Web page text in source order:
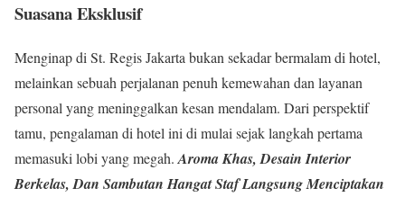
Suasana Eksklusif
Menginap di St. Regis Jakarta bukan sekadar bermalam di hotel,
melainkan sebuah perjalanan penuh kemewahan dan layanan
personal yang meninggalkan kesan mendalam. Dari perspektif
tamu, pengalaman di hotel ini di mulai sejak langkah pertama
memasuki lobi yang megah. Aroma Khas, Desain Interior
Berkelas, Dan Sambutan Hangat Staf Langsung Menciptakan